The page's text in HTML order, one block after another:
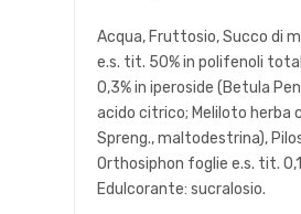
Acqua, Fruttosio, Succo di
e.s. tit. 50% in polifenoli
0,3% in iperoside (Betula
acido citrico; Meliloto herba
Spreng., maltodestrina),
Orthosiphon foglie e.s. tit.
Edulcorante: sucralosio.